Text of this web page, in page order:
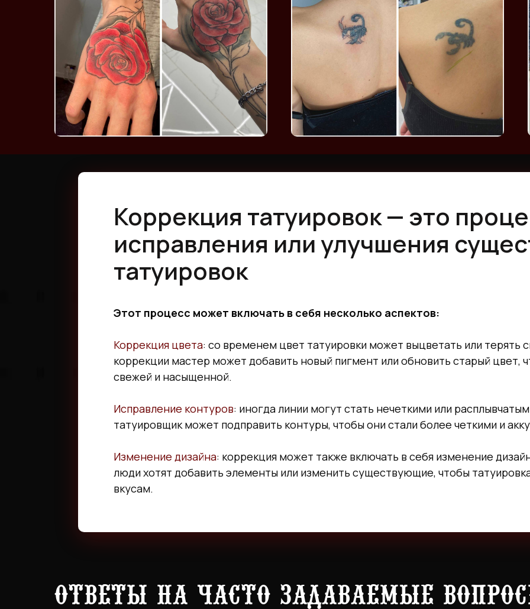
Коррекция татуировок — это
исправления или улучшения
татуировок
Этот процесс может включать в себя несколько аспектов:
Коррекция цвета: со временем цвет татуировки может выцветать или терять
коррекции мастер может добавить новый пигмент или обновить старый цвет,
свежей и насыщенной.
Исправление контуров: иногда линии могут стать нечеткими или
татуировщик может подправить контуры, чтобы они стали более четкими и
Изменение дизайна: коррекция может также включать в себя изменение
люди хотят добавить элементы или изменить существующие, чтобы
вкусам.
Ответы на часто задаваемые